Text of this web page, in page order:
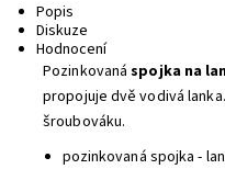
Popis
Diskuze
Hodnocení
Pozinkovanáspojka na
propojuje dvě vodivá
šroubováku.
pozinkovaná spojka -